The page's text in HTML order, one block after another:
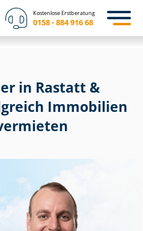
Kostenlose Erstberatung
0158 - 884 916 68
in Rastatt &
Immobilien